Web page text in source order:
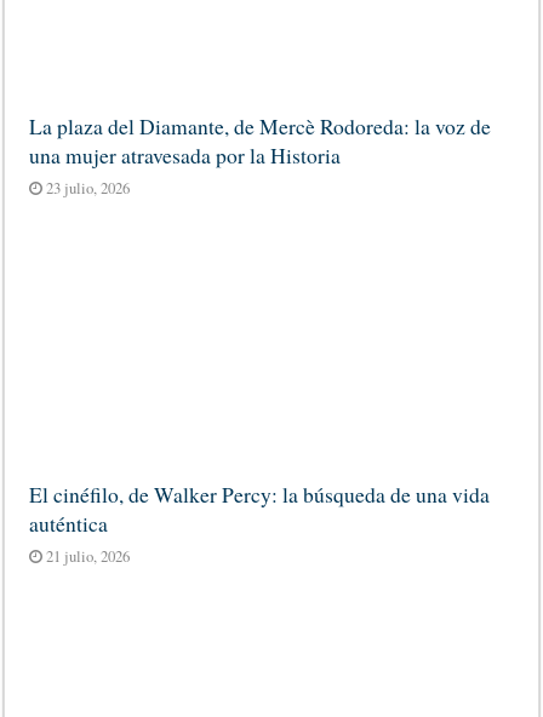
La plaza del Diamante, de Mercè Rodoreda: la voz de
una mujer atravesada por la Historia
23 julio, 2026
El cinéfilo, de Walker Percy: la búsqueda de una vida
auténtica
21 julio, 2026